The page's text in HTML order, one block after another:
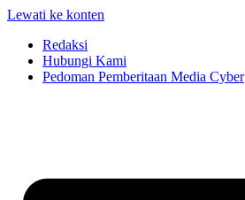
Lewati ke konten
Redaksi
Hubungi Kami
Pedoman Pemberitaan Media Cyber